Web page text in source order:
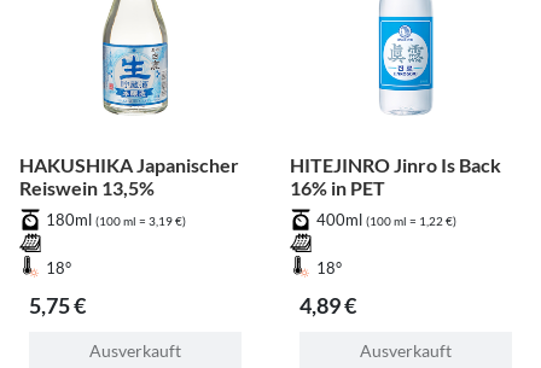
HAKUSHIKA Japanischer
Reiswein 13,5%
180ml (100 ml = 3,19 €)
18°
5,75 €
Ausverkauft
HITEJINRO Jinro Is Back
16% in PET
400ml (100 ml = 1,22 €)
18°
4,89 €
Ausverkauft